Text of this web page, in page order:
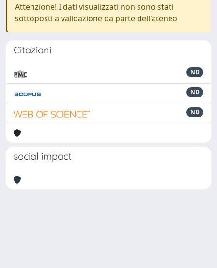
Attenzione! I dati visualizzati non sono stati
sottoposti a validazione da parte dell'ateneo
Citazioni
ND
ND
ND
social impact